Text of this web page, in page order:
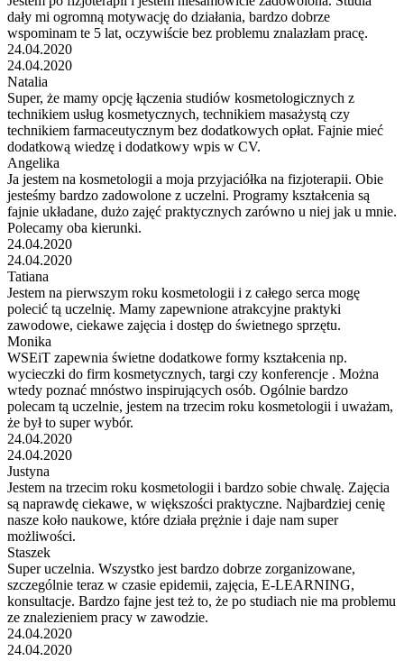
dały mi ogromną motywację do działania, bardzo dobrze
wspominam te 5 lat, oczywiście bez problemu znalazłam pracę.
24.04.2020
24.04.2020
Natalia
Super, że mamy opcję łączenia studiów kosmetologicznych z
technikiem usług kosmetycznych, technikiem masażystą czy
technikiem farmaceutycznym bez dodatkowych opłat. Fajnie mieć
dodatkową wiedzę i dodatkowy wpis w CV.
Angelika
Ja jestem na kosmetologii a moja przyjaciółka na fizjoterapii. Obie
jesteśmy bardzo zadowolone z uczelni. Programy kształcenia są
fajnie układane, dużo zajęć praktycznych zarówno u niej jak u mnie.
Polecamy oba kierunki.
24.04.2020
24.04.2020
Tatiana
Jestem na pierwszym roku kosmetologii i z całego serca mogę
polecić tą uczelnię. Mamy zapewnione atrakcyjne praktyki
zawodowe, ciekawe zajęcia i dostęp do świetnego sprzętu.
Monika
WSEiT zapewnia świetne dodatkowe formy kształcenia np.
wycieczki do firm kosmetycznych, targi czy konferencje . Można
wtedy poznać mnóstwo inspirujących osób. Ogólnie bardzo
polecam tą uczelnie, jestem na trzecim roku kosmetologii i uważam,
że był to super wybór.
24.04.2020
24.04.2020
Justyna
Jestem na trzecim roku kosmetologii i bardzo sobie chwalę. Zajęcia
są naprawdę ciekawe, w większości praktyczne. Najbardziej cenię
nasze koło naukowe, które działa prężnie i daje nam super
możliwości.
Staszek
Super uczelnia. Wszystko jest bardzo dobrze zorganizowane,
szczególnie teraz w czasie epidemii, zajęcia, E-LEARNING,
konsultacje. Bardzo fajne jest też to, że po studiach nie ma problemu
ze znalezieniem pracy w zawodzie.
24.04.2020
24.04.2020